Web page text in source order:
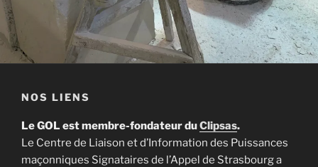
NOS LIENS
Le GOL est membre-fondateur duClipsas.
Le Centre de Liaison et d’Information des Puissances
maçonniques Signataires de l’Appel de Strasbourg a